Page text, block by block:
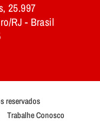
25.997
RJ - Brasil
reservados
Trabalhe Conosco